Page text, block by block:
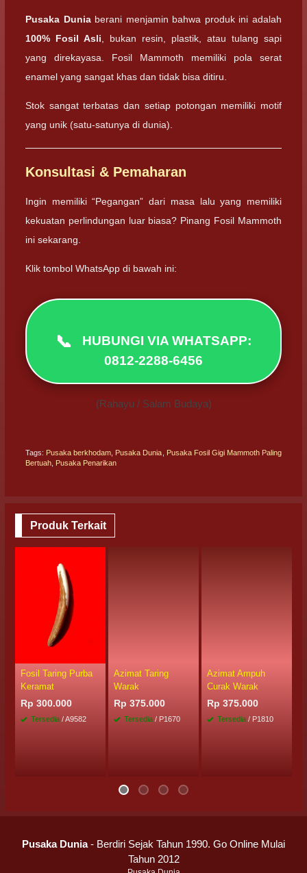
Pusaka Duniaberani menjamin bahwa produk ini adalah
100% Fosil Asli , bukan resin, plastik, atau tulang sapi
yang direkayasa. Fosil Mammoth memiliki pola serat
enamel yang sangat khas dan tidak bisa ditiru.
Stok sangat terbatas dan setiap potongan memiliki motif
yang unik (satu-satunya di dunia).
Konsultasi & Pemaharan
Ingin memiliki “Pegangan” dari masa lalu yang memiliki
kekuatan perlindungan luar biasa? Pinang Fosil Mammoth
ini sekarang.
Klik tombol WhatsApp di bawah ini:
📞
HUBUNGI VIA WHATSAPP:
0812-2288-6456
(Rahayu / Salam Budaya)
Tags: Pusaka berkhodam Pusaka Dunia
Pusaka Fosil Gigi Mammoth Paling
Bertuah Pusaka Penarikan
Produk Terkait
Fosil Taring Purba
Keramat
Rp 300.000
Tersedia / A9582
Azimat Taring
Warak
Rp 375.000
Tersedia / P1670
Azimat Ampuh
Curak Warak
Rp 375.000
Tersedia / P1810
Pusaka Dunia- Berdiri Sejak Tahun 1990. Go Online Mulai
Tahun 2012